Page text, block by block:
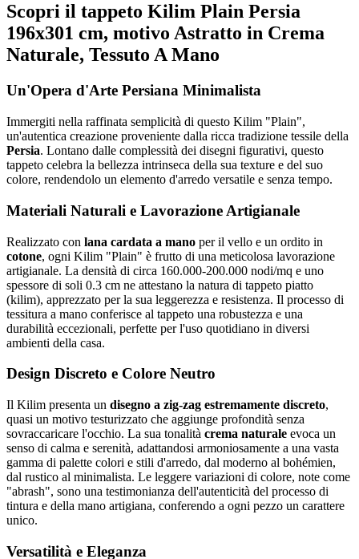
Scopri il tappeto Kilim Plain Persia
196x301 cm, motivo Astratto in Crema
Naturale, Tessuto A Mano
Un'Opera d'Arte Persiana Minimalista
Immergiti nella raffinata semplicità di questo Kilim "Plain",
un'autentica creazione proveniente dalla ricca tradizione tessile della
Persia. Lontano dalle complessità dei disegni figurativi, questo
tappeto celebra la bellezza intrinseca della sua texture e del suo
colore, rendendolo un elemento d'arredo versatile e senza tempo.
Materiali Naturali e Lavorazione Artigianale
Realizzato con lana cardata a mano per il vello e un ordito in
cotone, ogni Kilim "Plain" è frutto di una meticolosa lavorazione
artigianale. La densità di circa 160.000-200.000 nodi/mq e uno
spessore di soli 0.3 cm ne attestano la natura di tappeto piatto
(kilim), apprezzato per la sua leggerezza e resistenza. Il processo di
tessitura a mano conferisce al tappeto una robustezza e una
durabilità eccezionali, perfette per l'uso quotidiano in diversi
ambienti della casa.
Design Discreto e Colore Neutro
Il Kilim presenta un disegno a zig-zag estremamente discreto,
quasi un motivo testurizzato che aggiunge profondità senza
sovraccaricare l'occhio. La sua tonalità crema naturale evoca un
senso di calma e serenità, adattandosi armoniosamente a una vasta
gamma di palette colori e stili d'arredo, dal moderno al bohémien,
dal rustico al minimalista. Le leggere variazioni di colore, note come
"abrash", sono una testimonianza dell'autenticità del processo di
tintura e della mano artigiana, conferendo a ogni pezzo un carattere
unico.
Versatilità e Eleganza